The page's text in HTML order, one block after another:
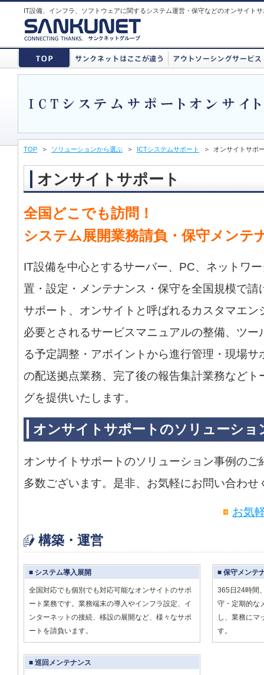
IT設備、インフラ、ソフトウェアに関するシステム運営・保守などのオンサイト
TOP ソリューションから選ぶ ICTシステムサポート オンサイトサポ
オンサイトサポート
全国どこでも訪問！
システム展開業務請負・保守メンテ
IT設備を中心とするサーバー、PC、ネットワ
置・設定・メンテナンス・保守を全国規模で請
サポート、オンサイトと呼ばれるカスタマエン
必要とされるサービスマニュアルの整備、ツー
る予定調整・アポイントから進行管理・現場
の配送拠点業務、完了後の報告集計業務などト
グを提供いたします。
オンサイトサポートのソリューショ
オンサイトサポートのソリューション事例のご
多数ございます。是非、お気軽にお問い合わせ
お気
構築・運営
■ システム導入展開
全国対応でも個別でも対応可能なオンサイトのサポ
ート業務です。業務端末の導入やインフラ設定、イ
ンターネットの接続、移設の展開など、様々なサポ
ートを請負います。
■ 保守メンテ
365日24時間
守・定期的な
し、業務にマ
す。
■ 巡回メンテナンス